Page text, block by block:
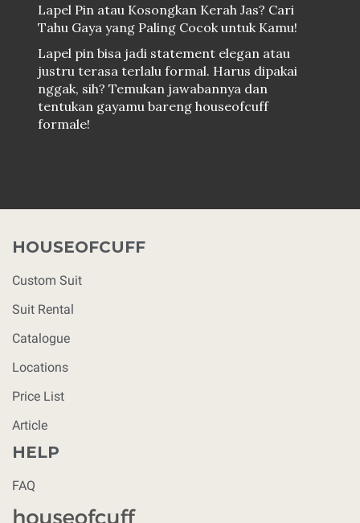
Lapel Pin atau Kosongkan Kerah Jas? Cari
Tahu Gaya yang Paling Cocok untuk Kamu!
Lapel pin bisa jadi statement elegan atau
justru terasa terlalu formal. Harus dipakai
nggak, sih? Temukan jawabannya dan
tentukan gayamu bareng houseofcuff
formale!
HOUSEOFCUFF
Custom Suit
Suit Rental
Catalogue
Locations
Price List
Article
HELP
FAQ